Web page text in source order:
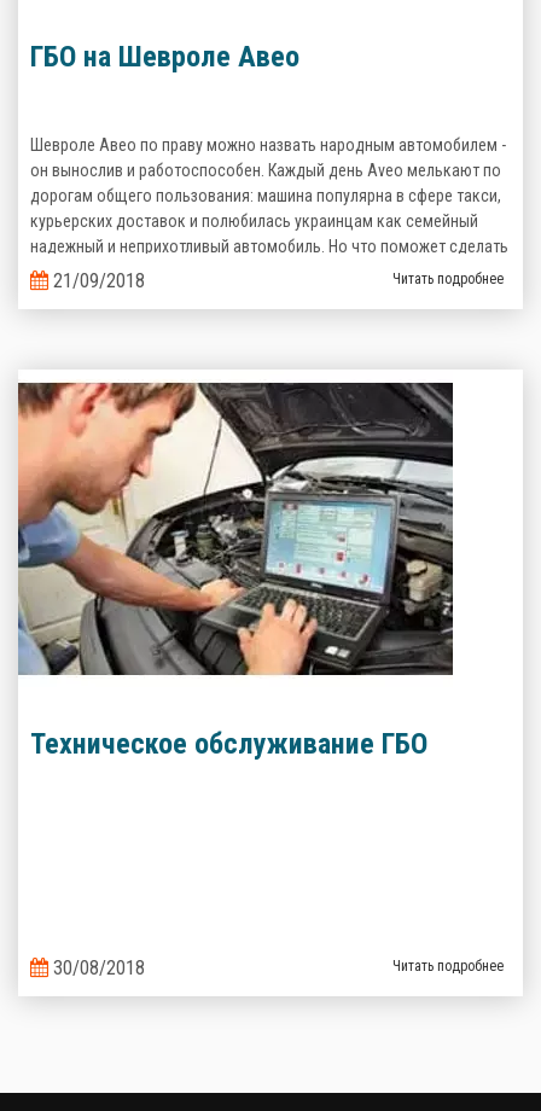
ГБО на Шевроле Авео
Шевроле Авео по праву можно назвать народным автомобилем -
он вынослив и работоспособен. Каждый день Aveo мелькают по
дорогам общего пользования: машина популярна в сфере такси,
курьерских доставок и полюбилась украинцам как семейный
надежный и неприхотливый автомобиль. Но что поможет сделать
его эксплуатацию еще более выгодной? Верно, комплект
газобаллонного оборудования, которое сэкономит кучу денег на
21/09/2018 Читать подробнее
Техническое обслуживание ГБО
30/08/2018 Читать подробнее